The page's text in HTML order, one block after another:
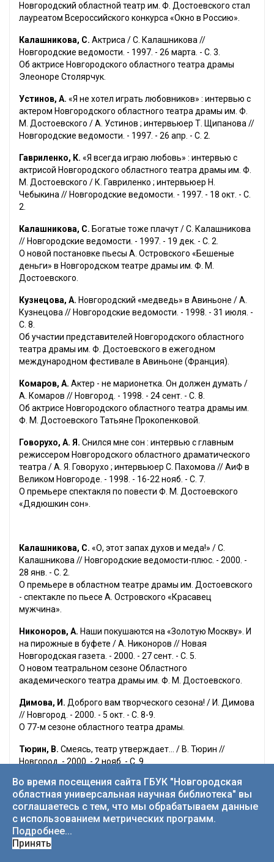
Новгородский областной театр им. Ф. Достоевского стал
лауреатом Всероссийского конкурса «Окно в Россию».
Калашникова, С. Актриса / С. Калашникова //
Новгородские ведомости. - 1997. - 26 марта. - С. 3.
Об актрисе Новгородского областного театра драмы
Элеоноре Столярчук.
Устинов, А. «Я не хотел играть любовников» : интервью с
актером Новгородского областного театра драмы им. Ф.
М. Достоевского / А. Устинов ; интервьюер Т. Щипанова //
Новгородские ведомости. - 1997. - 26 апр. - С. 2.
Гавриленко, К. «Я всегда играю любовь» : интервью с
актрисой Новгородского областного театра драмы им. Ф.
М. Достоевского / К. Гавриленко ; интервьюер Н.
Чебыкина // Новгородские ведомости. - 1997. - 18 окт. - С.
2.
Калашникова, С. Богатые тоже плачут / С. Калашникова
// Новгородские ведомости. - 1997. - 19 дек. - С. 2.
О новой постановке пьесы А. Островского «Бешеные
деньги» в Новгородском театре драмы им. Ф. М.
Достоевского.
Кузнецова, А. Новгородский «медведь» в Авиньоне / А.
Кузнецова // Новгородские ведомости. - 1998. - 31 июля. -
С. 8.
Об участии представителей Новгородского областного
театра драмы им. Ф. Достоевского в ежегодном
международном фестивале в Авиньоне (Франция).
Комаров, А. Актер - не марионетка. Он должен думать /
А. Комаров // Новгород. - 1998. - 24 сент. - С. 8.
Об актрисе Новгородского областного театра драмы им.
Ф. М. Достоевского Татьяне Прокопенковой.
Говорухо, А. Я. Снился мне сон : интервью с главным
режиссером Новгородского областного драматического
театра / А. Я. Говорухо ; интервьюер С. Пахомова // АиФ в
Великом Новгороде. - 1998. - 16-22 нояб. - С. 7.
О премьере спектакля по повести Ф. М. Достоевского
«Дядюшкин сон».
Калашникова, С. «О, этот запах духов и меда!» / С.
Калашникова // Новгородские ведомости-плюс. - 2000. -
28 янв. - С. 2.
О премьере в областном театре драмы им. Достоевского
- спектакле по пьесе А. Островского «Красавец
мужчина».
Никоноров, А. Наши покушаются на «Золотую Москву». И
на пирожные в буфете / А. Никоноров // Новая
Новгородская газета. - 2000. - 27 сент. - С. 5.
О новом театральном сезоне Областного
академического театра драмы им. Ф. М. Достоевского.
Димова, И. Доброго вам творческого сезона! / И. Димова
// Новгород. - 2000. - 5 окт. - С. 8-9.
О 77-м сезоне областного театра драмы.
Тюрин, В. Смеясь, театр утверждает... / В. Тюрин //
Новгород. - 2000. - 2 нояб. - С. 9.
Новгородского драмтеатра.
Юртайкина, С. Во власти моря и женщины / С. Юртайкина
// Новгород. - 2000. - 16 нояб. - С. 9.
О спектакле Новгородского академического театра
драмы им. Ф. М. Достоевского «Леди и адмирал».
Во время посещения сайта ГБУК "Новгородская
областная универсальная научная библиотека" вы
соглашаетесь с тем, что мы обрабатываем данные
с использованием метрических программ.
Подробнее...
Принять